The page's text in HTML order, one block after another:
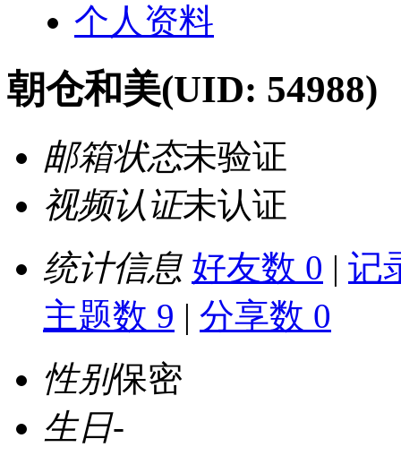
个人资料
朝仓和美(UID: 54988)
邮箱状态未验证
视频认证未认证
统计信息 好友数 0 | 记
主题数 9 | 分享数 0
性别保密
生日-